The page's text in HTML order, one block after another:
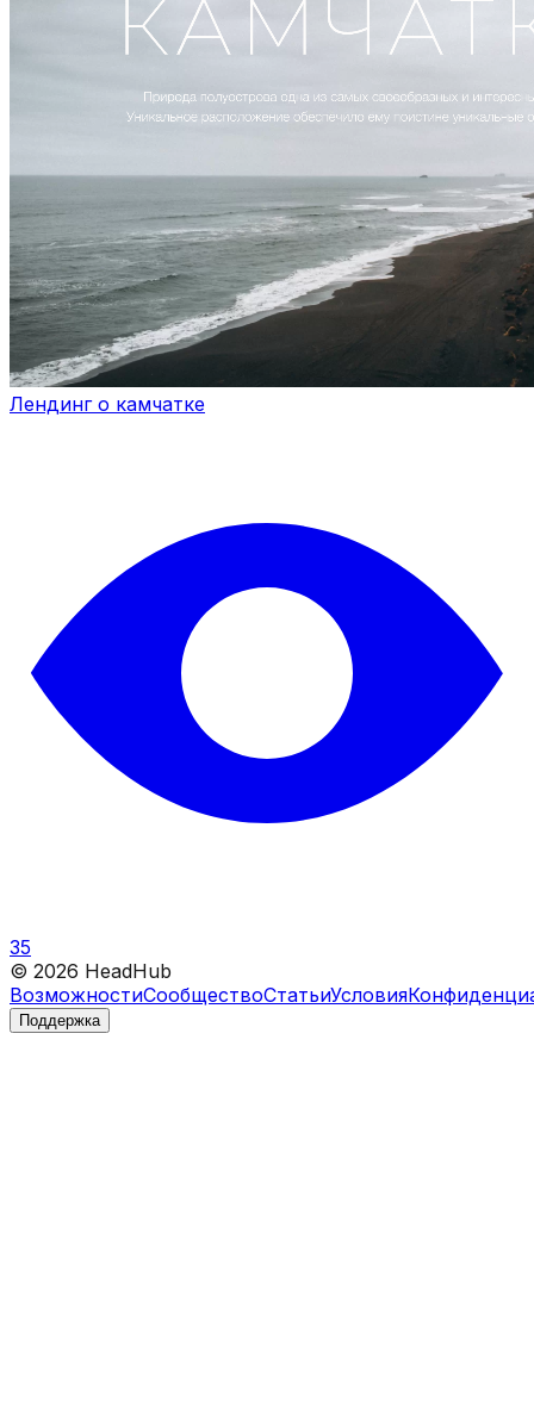
Лендинг о камчатке
35
© 2026 HeadHub
ВозможностиСообществоСтатьиУсловия
Поддержка